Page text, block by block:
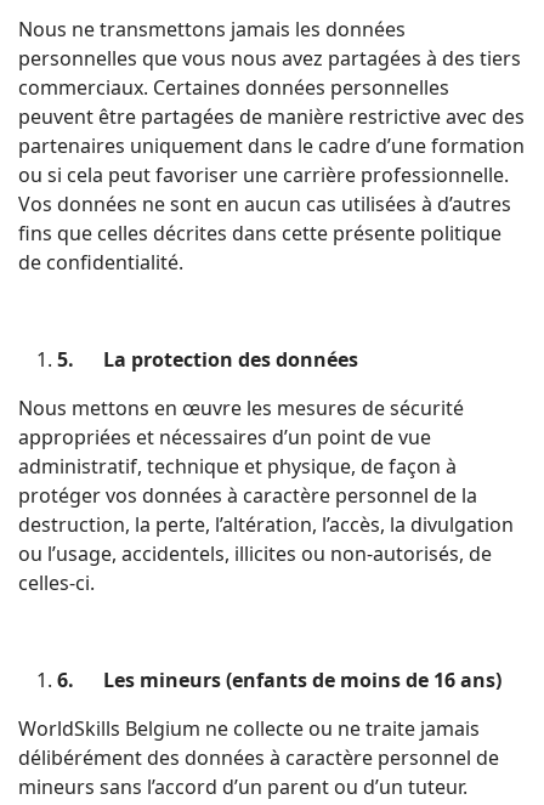
Nous ne transmettons jamais les données
personnelles que vous nous avez partagées à des tiers
commerciaux. Certaines données personnelles
peuvent être partagées de manière restrictive avec des
partenaires uniquement dans le cadre d’une formation
ou si cela peut favoriser une carrière professionnelle.
Vos données ne sont en aucun cas utilisées à d’autres
fins que celles décrites dans cette présente politique
de confidentialité.
5. La protection des données
Nous mettons en œuvre les mesures de sécurité
appropriées et nécessaires d’un point de vue
administratif, technique et physique, de façon à
protéger vos données à caractère personnel de la
destruction, la perte, l’altération, l’accès, la divulgation
ou l’usage, accidentels, illicites ou non-autorisés, de
celles-ci.
6. Les mineurs (enfants de moins de 16 ans)
WorldSkills Belgium ne collecte ou ne traite jamais
délibérément des données à caractère personnel de
mineurs sans l’accord d’un parent ou d’un tuteur.